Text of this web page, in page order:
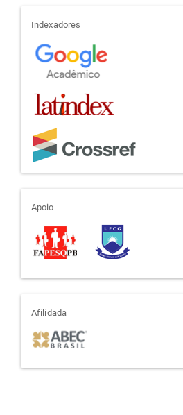
indexadores
Indexadores
apoio
Apoio
afiliada
Afilidada